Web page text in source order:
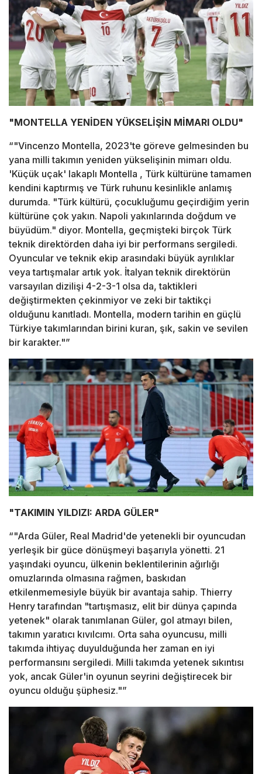
"MONTELLA YENİDEN YÜKSELİŞİN MİMARI OLDU"
“"Vincenzo Montella, 2023'te göreve gelmesinden bu
yana milli takımın yeniden yükselişinin mimarı oldu.
'Küçük uçak' lakaplı Montella , Türk kültürüne tamamen
kendini kaptırmış ve Türk ruhunu kesinlikle anlamış
durumda. "Türk kültürü, çocukluğumu geçirdiğim yerin
kültürüne çok yakın. Napoli yakınlarında doğdum ve
büyüdüm." diyor. Montella, geçmişteki birçok Türk
teknik direktörden daha iyi bir performans sergiledi.
Oyuncular ve teknik ekip arasındaki büyük ayrılıklar
veya tartışmalar artık yok. İtalyan teknik direktörün
varsayılan dizilişi 4-2-3-1 olsa da, taktikleri
değiştirmekten çekinmiyor ve zeki bir taktikçi
olduğunu kanıtladı. Montella, modern tarihin en güçlü
Türkiye takımlarından birini kuran, şık, sakin ve sevilen
bir karakter."”
"TAKIMIN YILDIZI: ARDA GÜLER"
“"Arda Güler, Real Madrid'de yetenekli bir oyuncudan
yerleşik bir güce dönüşmeyi başarıyla yönetti. 21
yaşındaki oyuncu, ülkenin beklentilerinin ağırlığı
omuzlarında olmasına rağmen, baskıdan
etkilenmemesiyle büyük bir avantaja sahip. Thierry
Henry tarafından "tartışmasız, elit bir dünya çapında
yetenek" olarak tanımlanan Güler, gol atmayı bilen,
takımın yaratıcı kıvılcımı. Orta saha oyuncusu, milli
takımda ihtiyaç duyulduğunda her zaman en iyi
performansını sergiledi. Milli takımda yetenek sıkıntısı
yok, ancak Güler'in oyunun seyrini değiştirecek bir
oyuncu olduğu şüphesiz."”